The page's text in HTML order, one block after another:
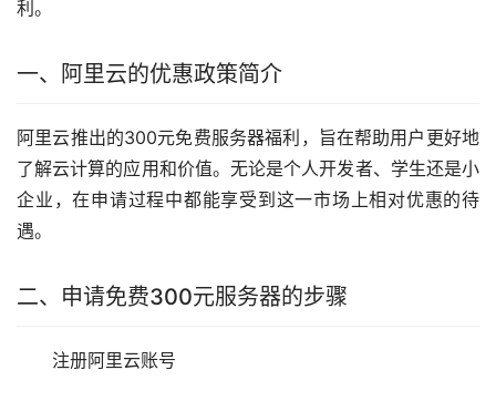
利。
一、阿里云的优惠政策简介
阿里云推出的300元免费服务器福利，旨在帮助用户更好地
了解云计算的应用和价值。无论是个人开发者、学生还是小
企业，在申请过程中都能享受到这一市场上相对优惠的待
遇。
二、申请免费300元服务器的步骤
注册阿里云账号